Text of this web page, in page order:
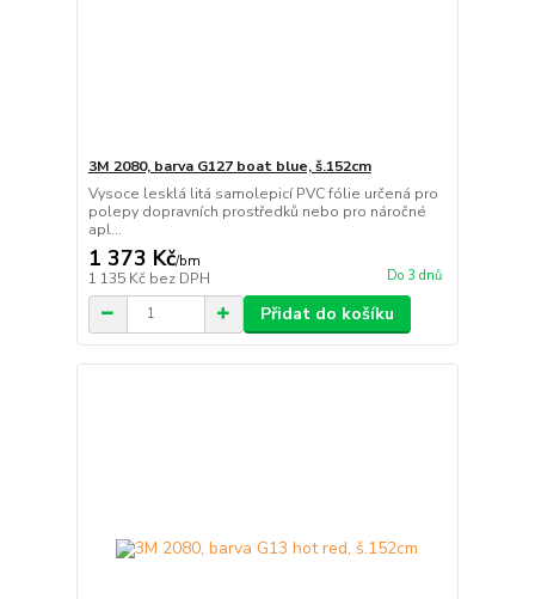
3M 2080, barva G127 boat blue, š.152cm
Vysoce lesklá litá samolepicí PVC fólie určená pro
polepy dopravních prostředků nebo pro náročné
apl...
1 373 Kč/bm
1 135 Kč bez DPH Do 3 dnů
Přidat do košíku